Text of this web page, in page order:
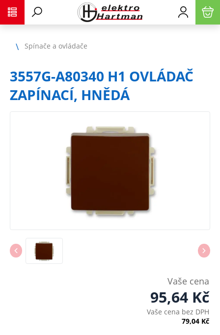
Spínače a ovládače
3557G-A80340 H1 OVLÁDAČ
ZAPÍNACÍ, HNĚDÁ
Vaše cena
95,64 Kč
Vaše cena bez DPH
79,04 Kč